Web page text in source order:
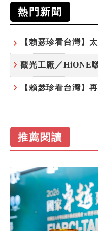
熱門新聞
推薦閱讀